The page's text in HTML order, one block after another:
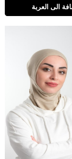
الى العربة